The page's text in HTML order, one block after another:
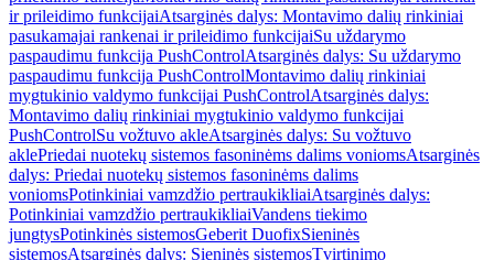
ir prileidimo funkcijaiAtsarginės dalys: Montavimo dalių rinkiniai
pasukamajai rankenai ir prileidimo funkcijaiSu uždarymo
paspaudimu funkcija PushControlAtsarginės dalys: Su uždarymo
paspaudimu funkcija PushControlMontavimo dalių rinkiniai
mygtukinio valdymo funkcijai PushControlAtsarginės dalys:
Montavimo dalių rinkiniai mygtukinio valdymo funkcijai
PushControlSu vožtuvo akleAtsarginės dalys: Su vožtuvo
aklePriedai nuotekų sistemos fasoninėms dalims voniomsAtsarginės
dalys: Priedai nuotekų sistemos fasoninėms dalims
voniomsPotinkiniai vamzdžio pertraukikliaiAtsarginės dalys:
Potinkiniai vamzdžio pertraukikliaiVandens tiekimo
jungtysPotinkinės sistemosGeberit DuofixSieninės
sistemosAtsarginės dalys: Sieninės sistemosTvirtinimo